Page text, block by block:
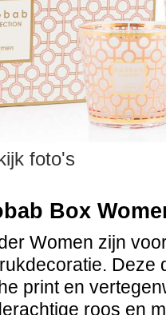
foto's
Box
Women zijn
Deze
print en
roos en